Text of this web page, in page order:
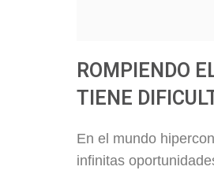
ROMPIENDO
TIENE
En el mundo
infinitas